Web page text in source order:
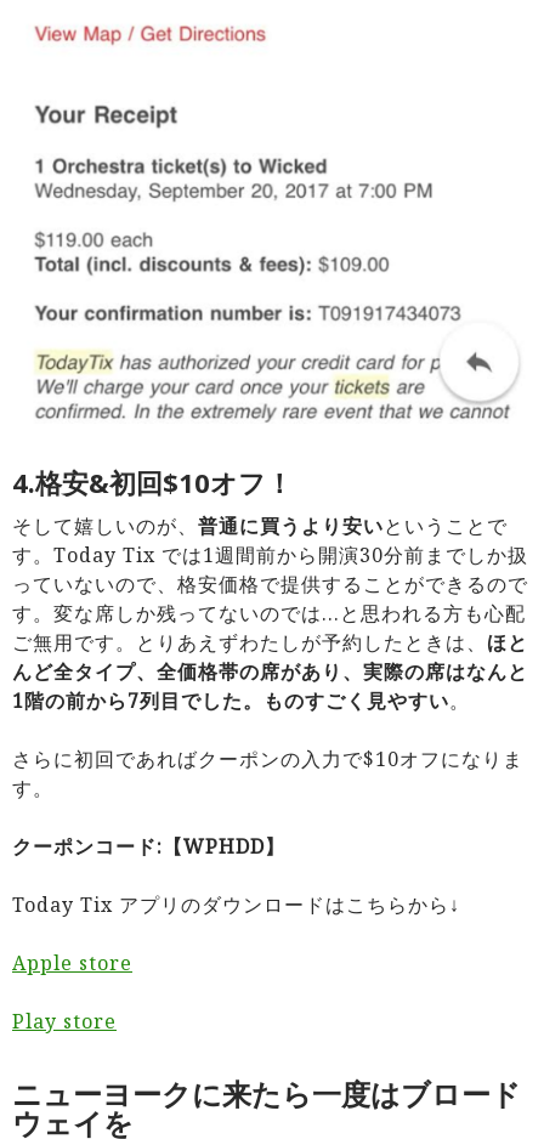
4.格安&初回$10オフ！
そして嬉しいのが、 普通に買うより安いということで
す。Today Tix では1週間前から開演30分前までしか扱
っていないので、 格安価格で提供することができるので
す。変な席しか残ってないのでは…と思われる方も心配
ご無用です。 とりあえずわたしが予約したときは、 ほと
んど全タイプ、 全価格帯の席があり、実際の席はなんと
1階の前から7列目でした。ものすごく見やすい。
さらに初回であればクーポンの入力で$10オフになりま
す。
クーポンコード:【WPHDD】
Today Tix アプリのダウンロードはこちらから↓
Apple store
Play store
ニューヨークに来たら一度はブロード
ウェイを